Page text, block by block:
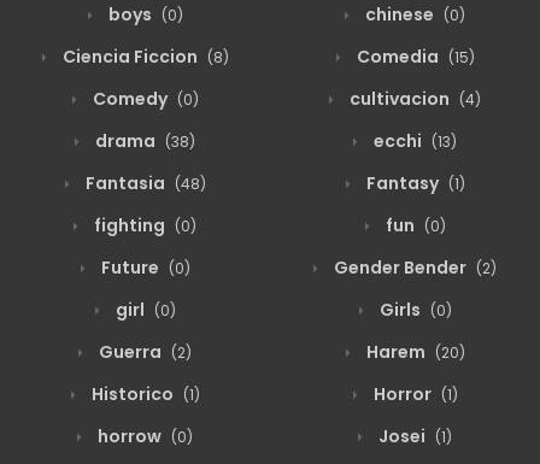
boys (0) chinese (0)
Ciencia Ficcion (8) Comedia (15)
Comedy (0) cultivacion (4)
drama (38) ecchi (13)
Fantasia (48) Fantasy (1)
fighting (0) fun (0)
Future (0) Gender Bender (2)
girl (0) Girls (0)
Guerra (2) Harem (20)
Historico (1) Horror (1)
horrow (0) Josei (1)